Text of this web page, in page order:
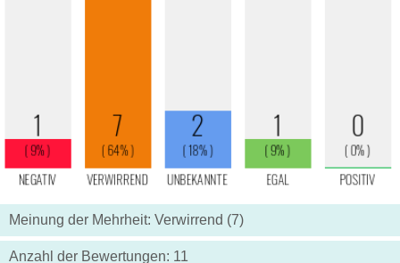
Meinung der Mehrheit: Verwirrend (7)
Anzahl der Bewertungen: 11